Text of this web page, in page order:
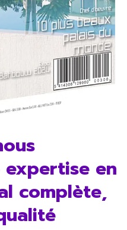
expertise en
complète,